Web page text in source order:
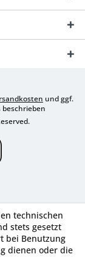
und ggf.
technischen
stets gesetzt
bei Benutzung
dienen oder die